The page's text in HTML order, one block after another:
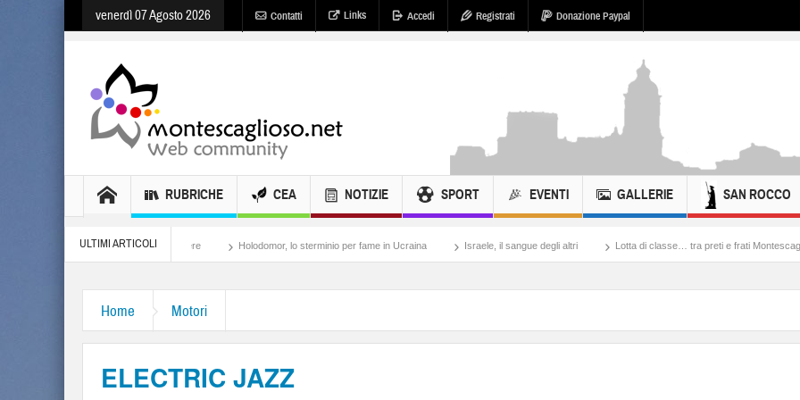
venerdì 07 Agosto 2026 Contatti Links Accedi Registrati Donazione Paypal
RUBRICHE CEA NOTIZIE SPORT EVENTI GALLERIE SAN ROCCO
ULTIMI ARTICOLI
Meloni, il lamento al potere Holodomor, lo sterminio per fame in Ucraina Israele, il sangue degli altri Lotta di classe… tra preti e frati Montescaglioso
Home Motori
ELECTRIC JAZZ